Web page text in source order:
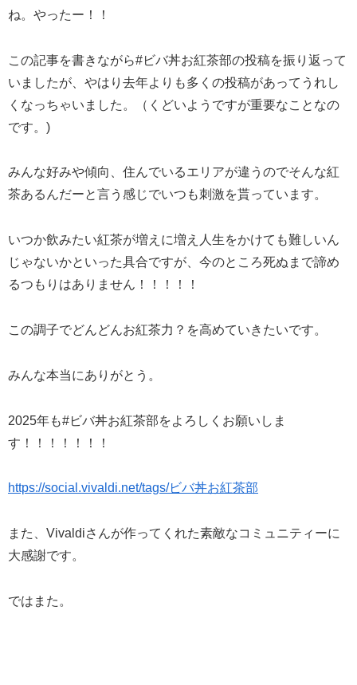
ね。やったー！！
この記事を書きながら#ビバ丼お紅茶部の投稿を振り返って
いましたが、やはり去年よりも多くの投稿があってうれし
くなっちゃいました。（くどいようですが重要なことなの
です。)
みんな好みや傾向、住んでいるエリアが違うのでそんな紅
茶あるんだーと言う感じでいつも刺激を貰っています。
いつか飲みたい紅茶が増えに増え人生をかけても難しいん
じゃないかといった具合ですが、今のところ死ぬまで諦め
るつもりはありません！！！！！
この調子でどんどんお紅茶力？を高めていきたいです。
みんな本当にありがとう。
2025年も#ビバ丼お紅茶部をよろしくお願いしま
す！！！！！！！
https://social.vivaldi.net/tags/ビバ丼お紅茶部
また、Vivaldiさんが作ってくれた素敵なコミュニティーに
大感謝です。
ではまた。